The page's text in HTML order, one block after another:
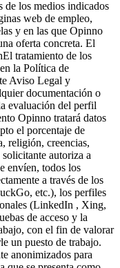
de los medios indicados
web de empleo,
y en las que Opinno
oferta concreta. El
tratamiento de los
la Política de
Aviso Legal y
documentación o
evaluación del perfil
Opinno tratará datos
el porcentaje de
religión, creencias,
autoriza a
envíen, todos los
a través de los
etc.), los perfiles
(LinkedIn , Xing,
de acceso y la
con el fin de valorar
un puesto de trabajo.
anonimizados para